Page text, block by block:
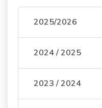
2025/2026
2024 / 2025
2023 / 2024